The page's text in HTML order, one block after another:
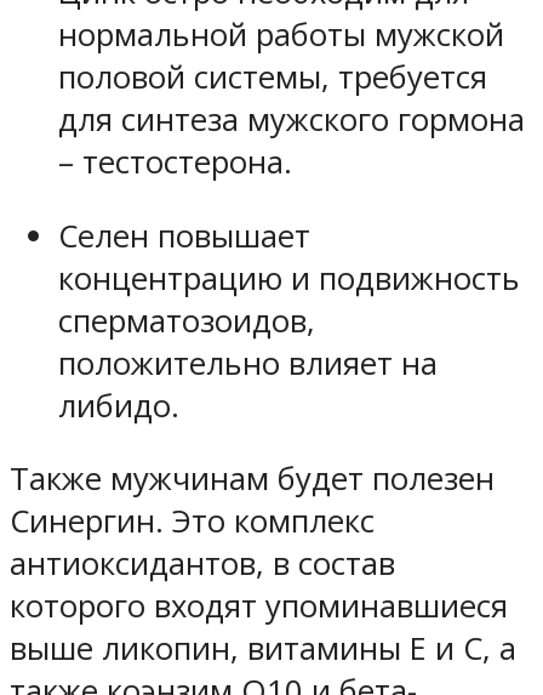
нормальной работы мужской
половой системы, требуется
для синтеза мужского гормона
– тестостерона.
Селен повышает
концентрацию и подвижность
сперматозоидов,
положительно влияет на
либидо.
Также мужчинам будет полезен
Синергин. Это комплекс
антиоксидантов, в состав
которого входят упоминавшиеся
выше ликопин, витамины Е и С, а